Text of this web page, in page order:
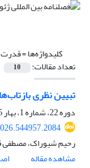
کلیدواژه‌ها =قدرت
تعداد مقالات: 10
تبیین نظری
دوره 22، شماره 1، بهار 1405، صفحه
رحیم شیوراک، مصطفی
مشاهده مقاله